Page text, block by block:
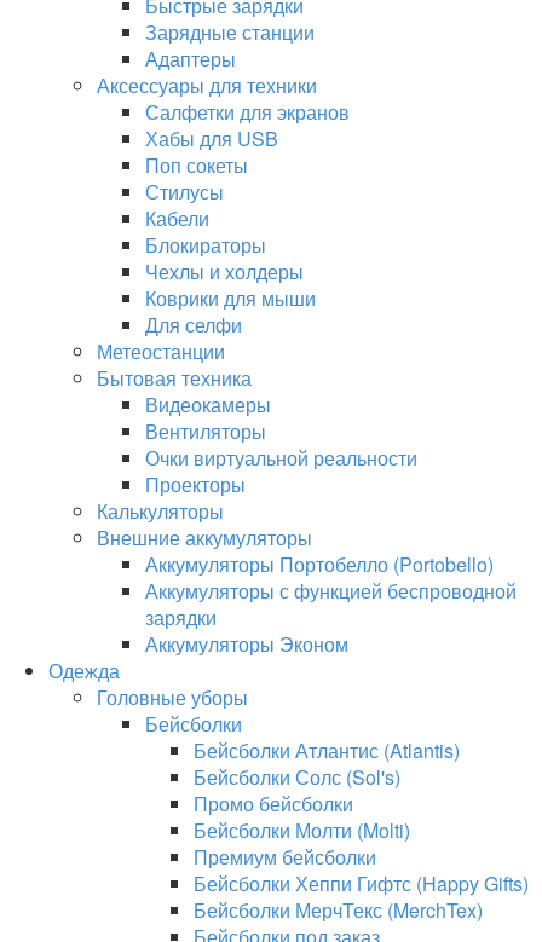
Зарядные станции
Адаптеры
Аксессуары для техники
Салфетки для экранов
Хабы для USB
Поп сокеты
Стилусы
Кабели
Блокираторы
Чехлы и холдеры
Коврики для мыши
Для селфи
Метеостанции
Бытовая техника
Видеокамеры
Вентиляторы
Очки виртуальной реальности
Проекторы
Калькуляторы
Внешние аккумуляторы
Аккумуляторы Портобелло (Portobello)
Аккумуляторы с функцией беспроводной
зарядки
Аккумуляторы Эконом
Одежда
Головные уборы
Бейсболки
Бейсболки Атлантис (Atlantis)
Бейсболки Солс (Sol's)
Промо бейсболки
Бейсболки Молти (Molti)
Премиум бейсболки
Бейсболки Хеппи Гифтс (Happy Gifts)
Бейсболки МерчТекс (MerchTex)